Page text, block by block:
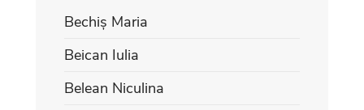
Bechiș Maria
Beican Iulia
Belean Niculina